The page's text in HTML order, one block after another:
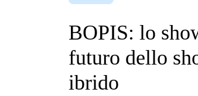
BOPIS: lo
futuro dello
ibrido